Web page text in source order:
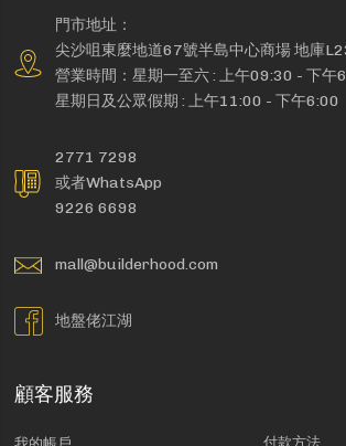
門市地址：
尖沙咀東麼地道67號半島中心商場 地庫
營業時間：星期一至六 : 上午09:30 - 下午
星期日及公眾假期 : 上午11:00 - 下午6:00
2771 7298
或者WhatsApp
9226 6698
mall@builderhood.com
地盤佬江湖
顧客服務
付款方法